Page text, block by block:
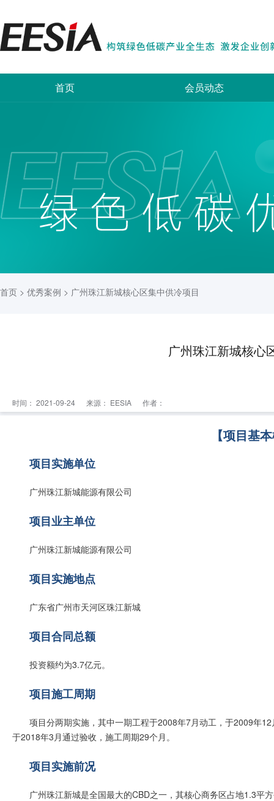
首页 会员动态
首页 > 优秀案例 > 广州珠江新城核心区集中供冷项目
广州珠江新城核心
时间： 2021-09-24 来源： EESIA 作者：
【项目基
项目实施单位
广州珠江新城能源有限公司
项目业主单位
广州珠江新城能源有限公司
项目实施地点
广东省广州市天河区珠江新城
项目合同总额
投资额约为3.7亿元。
项目施工周期
项目分两期实施，其中一期工程于2008年7月动工，于2009年
于2018年3月通过验收，施工周期29个月。
项目实施前况
广州珠江新城是全国最大的CBD之一，其核心商务区占地1.3平